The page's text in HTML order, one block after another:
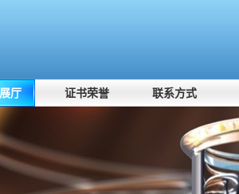
厅 证书荣誉 联系方式